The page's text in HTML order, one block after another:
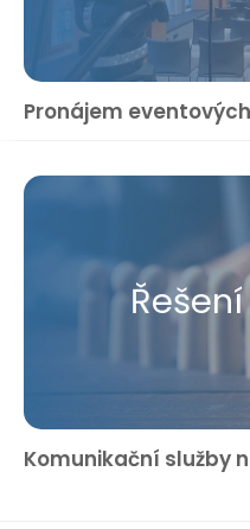
Pronájem
Komunikační služby